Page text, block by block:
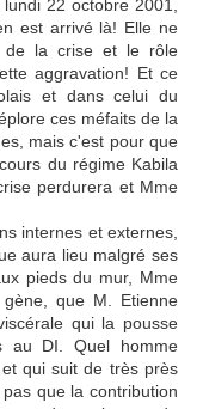
22 octobre 2001,
est arrivé là! Elle ne
de la crise et le rôle
aggravation! Et ce
et dans celui du
ces méfaits de la
mais c'est pour que
du régime Kabila
perdurera et Mme
internes et externes,
aura lieu malgré ses
pieds du mur, Mme
que M. Etienne
qui la pousse
au DI. Quel homme
qui suit de très près
que la contribution